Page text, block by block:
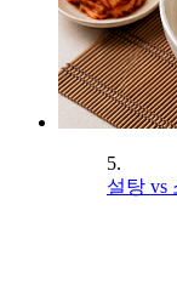
5.
설탕 vs